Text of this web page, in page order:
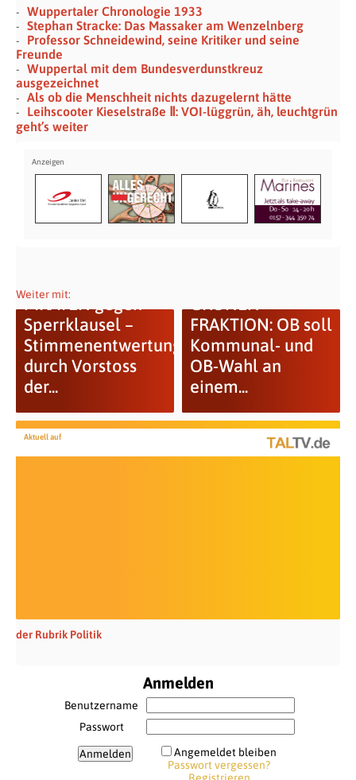
Wuppertaler Chronologie 1933
Stephan Stracke: Das Massaker am Wenzelnberg
Professor Schneidewind, seine Kritiker und seine
Freunde
Wuppertal mit dem Bundesverdunstkreuz
ausgezeichnet
Als ob die Menschheit nichts dazugelernt hätte
Leihscooter Kieselstraße Ⅱ: VOI-lüggrün, äh, leuchtgrün
geht’s weiter
Weiter mit:
PIRATEN gegen
Sperrklausel –
Stimmenentwertung
durch Vorstoss
der...
FRAKTION: OB soll
Kommunal- und
OB-Wahl an
einem...
Aktuell auf
der Rubrik Politik
Anmelden
Benutzername
Passwort
Angemeldet bleiben
Passwort vergessen?
Registrieren